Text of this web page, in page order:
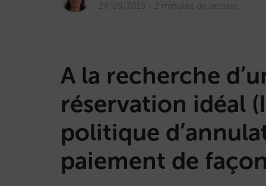
24/09/2015 2 minutes de lecture
A la recherche
réservation idéal
politique
paiement de